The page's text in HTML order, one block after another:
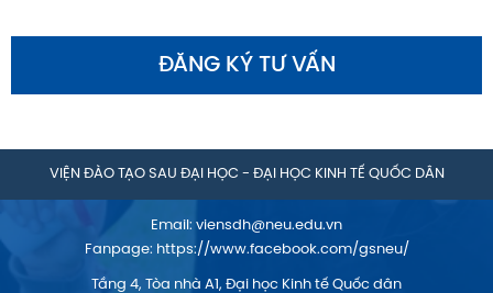
ĐĂNG KÝ TƯ VẤN
VIỆN ĐÀO TẠO SAU ĐẠI HỌC - ĐẠI HỌC KINH TẾ QUỐC DÂN
Email: viensdh@neu.edu.vn
Fanpage: https://www.facebook.com/gsneu/
Tầng 4, Tòa nhà A1, Đại học Kinh tế Quốc dân